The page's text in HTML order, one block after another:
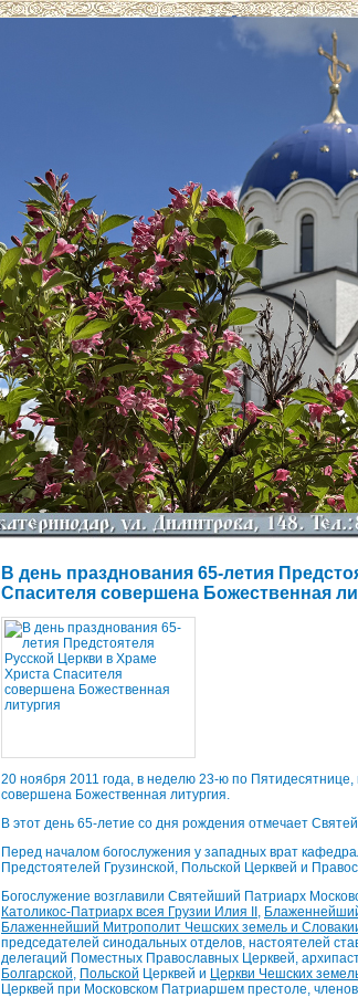
В день празднования 65-летия
Спасителя совершена Божественная
20 ноября 2011 года, в неделю 23-ю по
совершена Божественная литургия.
В этот день 65-летие со дня рождения отмечает
Перед началом богослужения у западных врат
Предстоятелей Грузинской, Польской Церквей и
Богослужение возглавили Святейший Патриарх
Католикос-Патриарх всея Грузии Илия II
Блаженнейший Митрополит Чешских земель и
председателей синодальных отделов, настоятелей
делегаций Поместных Православных Церквей,
Болгарской Польской Церквей и Церкви Чешских
Церквей при Московском Патриаршем престоле, членов